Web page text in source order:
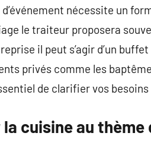
d’événement nécessite un
le traiteur proposera
il peut s’agir d’un buffet
privés comme les
de clarifier vos
cuisine au